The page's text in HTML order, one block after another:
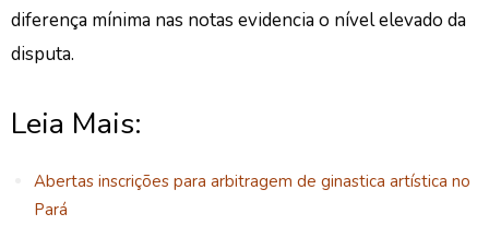
diferença mínima nas notas evidencia o nível elevado da
disputa.
Leia Mais:
Abertas inscrições para arbitragem de ginastica artística no
Pará